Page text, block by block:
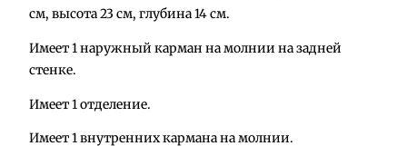
е
с
в
о
см, высота 23 см, глубина 14 см.
Имеет 1 наружный карман на молнии на задней
стенке.
Имеет 1 отделение.
Имеет 1 внутренних кармана на молнии.